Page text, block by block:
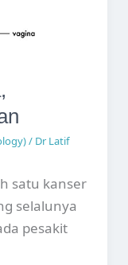
/ Dr Latif
satu kanser
selalunya
pesakit